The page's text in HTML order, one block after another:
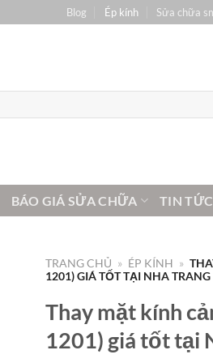
Blog Ép kính Sửa chữa
BÁO GIÁ SỬA CHỮA TIN TỨC
TRANG CHỦ » ÉP KÍNH »
1201) GIÁ TỐT TẠI NHA TRANG
Thay mặt kính
1201) giá tốt tại